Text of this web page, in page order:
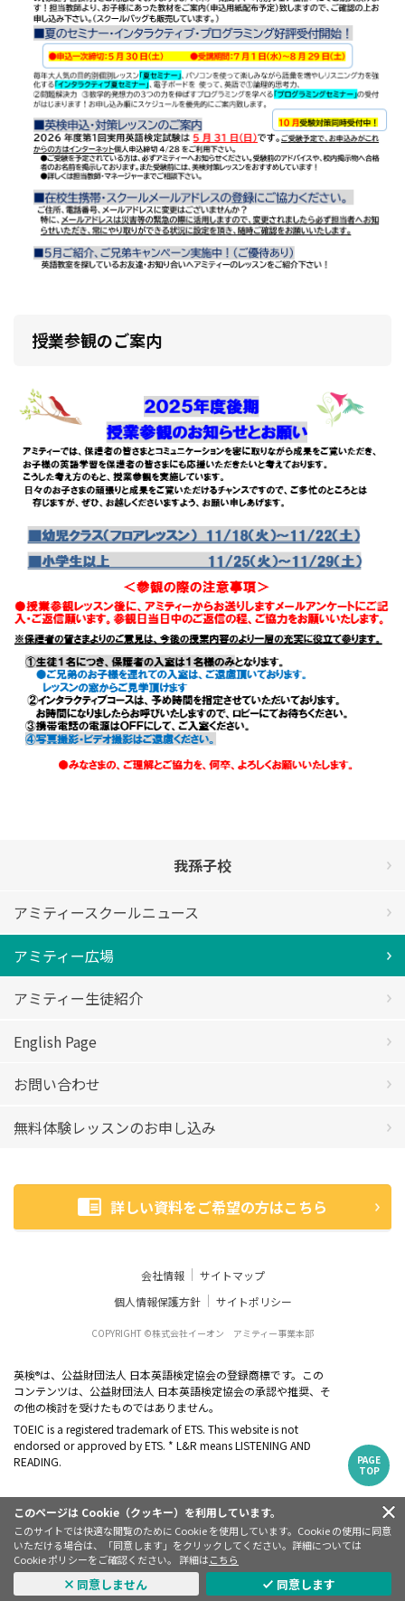
このページは Cookie（クッキー）を利用しています。
このサイトでは快適な閲覧のために Cookie を使用しています。Cookie の使用に同意
いただける場合は、「同意します」をクリックしてください。詳細については
Cookie ポリシーをご確認ください。 詳細はこちら
同意しません 同意します
授業参観のご案内
我孫子校
アミティースクールニュース
アミティー広場
アミティー生徒紹介
English Page
お問い合わせ
無料体験レッスンのお申し込み
PAGE
TOP
詳しい資料をご希望の方はこちら
会社情報
サイトマップ
個人情報保護方針
サイトポリシー
COPYRIGHT ©株式会社イーオン アミティー事業本部
英検®は、公益財団法人 日本英語検定協会の登録商標です。この
コンテンツは、公益財団法人 日本英語検定協会の承認や推奨、そ
の他の検討を受けたものではありません。
TOEIC is a registered trademark of ETS. This website is not
endorsed or approved by ETS. * L&R means LISTENING AND
READING.